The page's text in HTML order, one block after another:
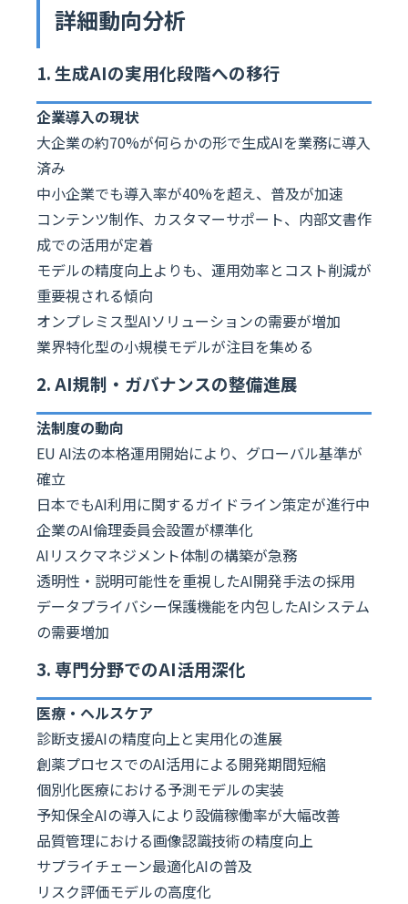
詳細動向分析
1. 生成AIの実用化段階への移行
企業導入の現状
大企業の約70%が何らかの形で生成AIを業務に導入
済み
中小企業でも導入率が40%を超え、普及が加速
コンテンツ制作、カスタマーサポート、内部文書作
成での活用が定着
モデルの精度向上よりも、運用効率とコスト削減が
重要視される傾向
オンプレミス型AIソリューションの需要が増加
業界特化型の小規模モデルが注目を集める
2. AI規制・ガバナンスの整備進展
法制度の動向
EU AI法の本格運用開始により、グローバル基準が
確立
日本でもAI利用に関するガイドライン策定が進行中
企業のAI倫理委員会設置が標準化
AIリスクマネジメント体制の構築が急務
透明性・説明可能性を重視したAI開発手法の採用
データプライバシー保護機能を内包したAIシステム
の需要増加
3. 専門分野でのAI活用深化
医療・ヘルスケア
診断支援AIの精度向上と実用化の進展
創薬プロセスでのAI活用による開発期間短縮
個別化医療における予測モデルの実装
予知保全AIの導入により設備稼働率が大幅改善
品質管理における画像認識技術の精度向上
サプライチェーン最適化AIの普及
リスク評価モデルの高度化